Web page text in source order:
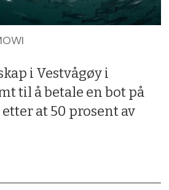
i Vestvågøy i
til å betale en bot på
at 50 prosent av